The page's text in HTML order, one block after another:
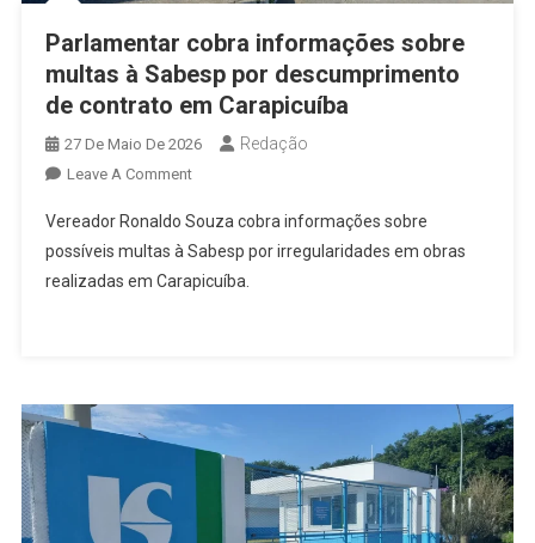
Parlamentar cobra informações sobre
multas à Sabesp por descumprimento
de contrato em Carapicuíba
27 De Maio De 2026 Redação
Leave A CommentOn
Cobra
Informações
Sobre
Descumprimento
De
Contrato
Carapicuíba
Vereador Ronaldo Souza cobra informações sobre
possíveis multas à Sabesp por irregularidades em obras
realizadas em Carapicuíba.